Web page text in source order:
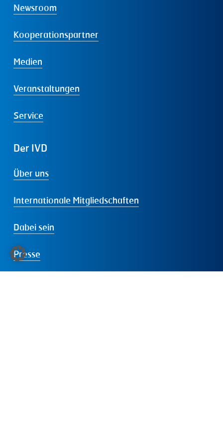
Newsroom
Kooperationspartner
Medien
Veranstaltungen
Service
Der IVD
Über uns
Internationale Mitgliedschaften
Dabei sein
Presse